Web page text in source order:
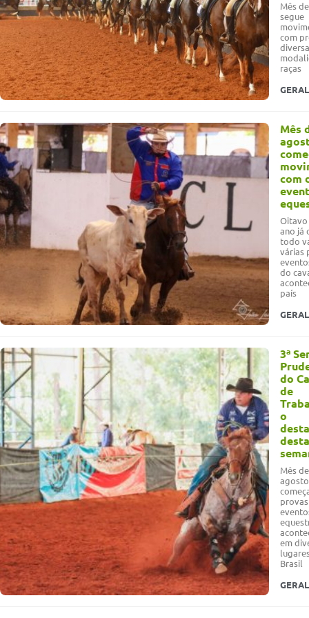
Mês
segue
com
raças
GERAL
Mês
com
Oitavo
ano já
todo
várias
do
país
GERAL
3ª
do
de
o
desta
Mês de
agosto
em
Brasil
GERAL